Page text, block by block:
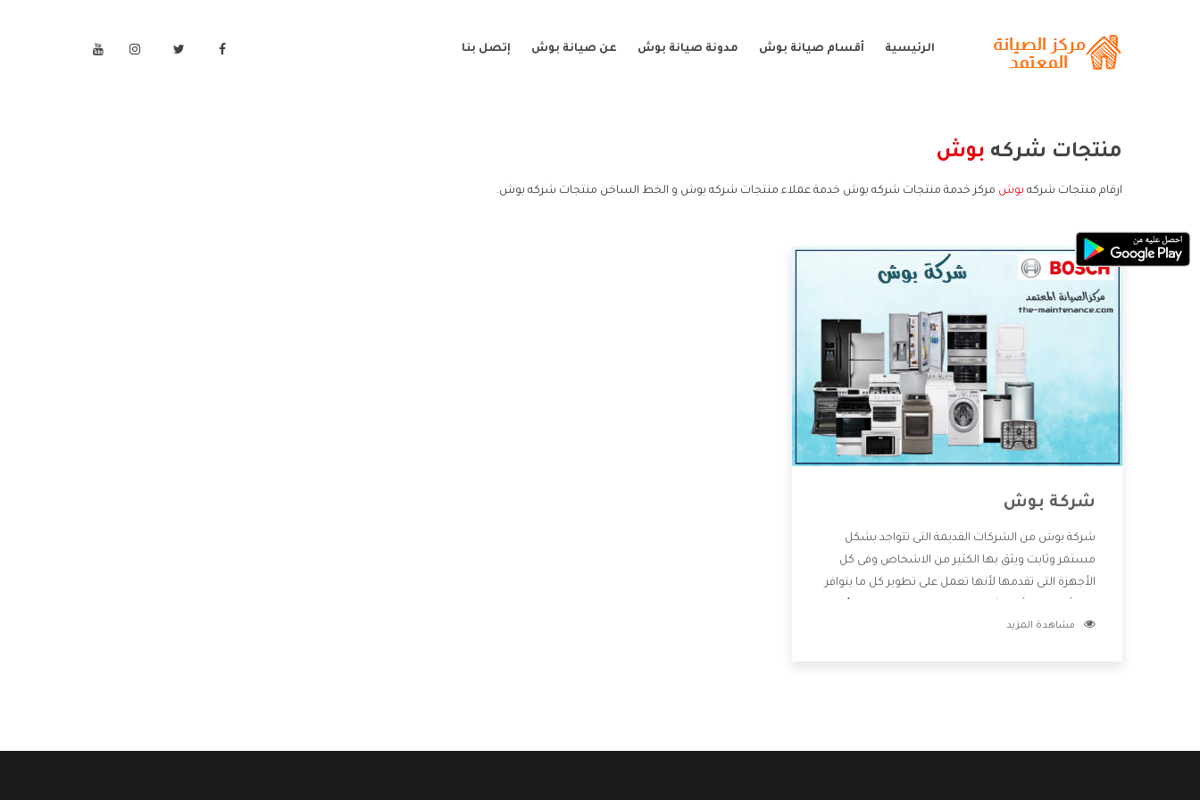
الرئيسية أقسام صيانة بوش مدونة صيانة بوش عن صيانة بوش إتصل بنا
منتجات شركه بوش
ارقام منتجات شركه بوش مركز خدمة منتجات شركه بوش خدمة عملاء منتجات شركه بوش و الخط الساخن منتجات شركه بوش.
شركة بوش
شركة بوش من الشركات القديمة التى تتواجد بشكل
مستمر وثابت ويثق بها الكثير من الاشخاص وفى كل
الأجهزة التى تقدمها لأنها تعمل على تطوير كل ما يتوافر
خدمات ما بعد البيع مع المنتجات وتقدم للعملاء أقوى
مشاهدة المزيد